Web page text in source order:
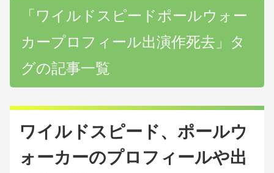
「ワイルドスピードポールウォー
カープロフィール出演作死去」タ
グの記事一覧
ワイルドスピード、ポールウ
ォーカーのプロフィールや出